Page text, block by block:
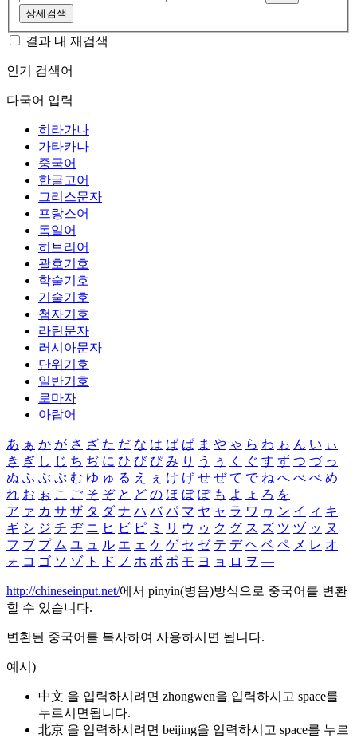
상세검색
결과 내 재검색
인기 검색어
다국어 입력
히라가나
가타카나
중국어
한글고어
그리스문자
프랑스어
독일어
히브리어
괄호기호
학술기호
기술기호
첨자기호
라틴문자
러시아문자
단위기호
일반기호
로마자
아랍어
あ ぁ か が さ ざ た だ な は ば ぱ ま や ゃ ら わ ゎ ん い ぃ
き ぎ し じ ち ぢ に ひ び ぴ み り う ぅ く ぐ す ず つ づ っ
ぬ ふ ぶ ぷ む ゆ ゅ る え ぇ け げ せ ぜ て で ね へ べ ぺ め
れ お ぉ こ ご そ ぞ と ど の ほ ぼ ぽ も よ ょ ろ を
ア ァ カ サ ザ タ ダ ナ ハ バ パ マ ヤ ャ ラ ワ ヮ ン イ ィ キ
ギ シ ジ チ ヂ ニ ヒ ビ ピ ミ リ ウ ゥ ク グ ス ズ ツ ヅ ッ ヌ
フ ブ プ ム ユ ュ ル エ ェ ケ ゲ セ ゼ テ デ ヘ ベ ペ メ レ オ
ォ コ ゴ ソ ゾ ト ド ノ ホ ボ ポ モ ヨ ョ ロ ヲ ―
http://chineseinput.net/에서 pinyin(병음)방식으로 중국어를 변환
할 수 있습니다.
변환된 중국어를 복사하여 사용하시면 됩니다.
예시)
中文 을 입력하시려면 zhongwen을 입력하시고 space를
누르시면됩니다.
北京 을 입력하시려면 beijing을 입력하시고 space를 누르